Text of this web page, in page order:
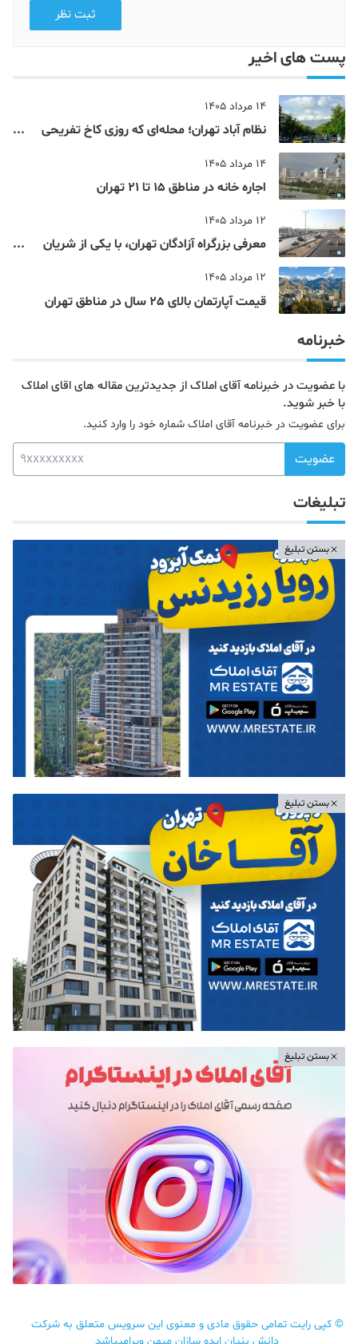
ثبت نظر
پست های اخیر
14 مرداد 1405
نظام‌ آباد تهران؛ محله‌ای که روزی کاخ تفریحی
14 مرداد 1405
اجاره خانه در مناطق 15 تا 21 تهران
12 مرداد 1405
معرفی بزرگراه آزادگان تهران، با یکی از شریان
12 مرداد 1405
قیمت آپارتمان بالای 25 سال در مناطق تهران
خبرنامه
با عضویت در خبرنامه آقای املاک از جدیدترین مقاله های اقای املاک
با خبر شوید.
برای عضویت در خبرنامه آقای املاک شماره خود را وارد کنید.
عضویت
تبلیغات
بستن تبلیغ
بستن تبلیغ
بستن تبلیغ
© کپی رایت تمامی حقوق مادی و معنوی این سرویس متعلق به شرکت